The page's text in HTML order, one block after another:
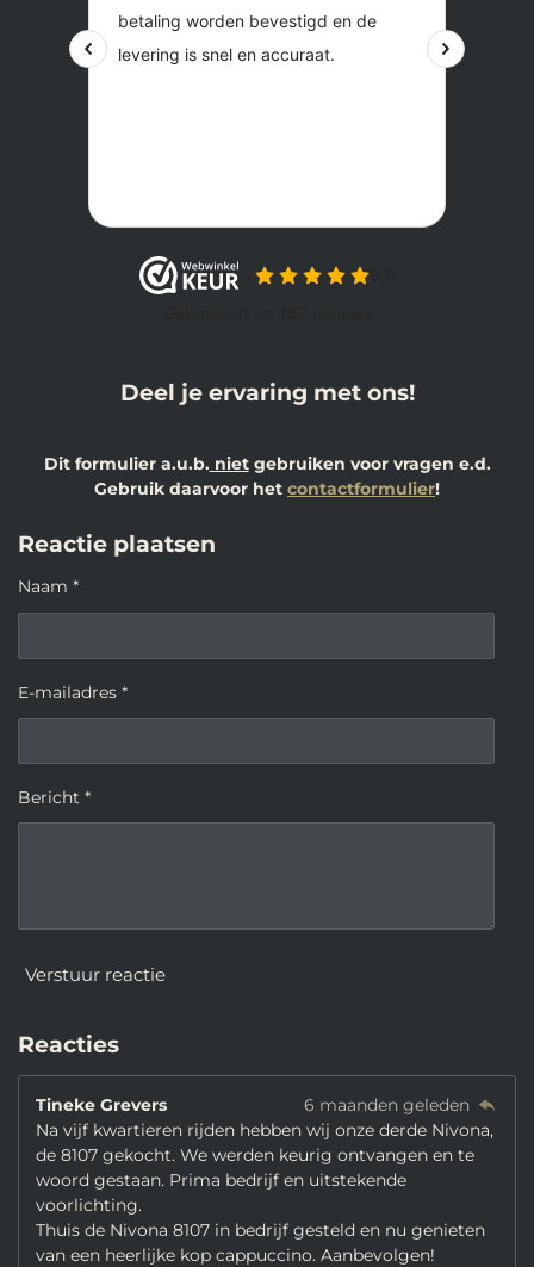
Deel je ervaring met ons!
Dit formulier a.u.b.nietgebruiken voor vragen e.d.
Gebruik daarvoor het contactformulier!
Reactie plaatsen
Naam *
E-mailadres *
Bericht *
Verstuur reactie
Reacties
Tineke Grevers
6 maanden geleden
Na vijf kwartieren rijden hebben wij onze derde Nivona,
de 8107 gekocht. We werden keurig ontvangen en te
woord gestaan. Prima bedrijf en uitstekende
voorlichting.
Thuis de Nivona 8107 in bedrijf gesteld en nu genieten
van een heerlijke kop cappuccino. Aanbevolgen!